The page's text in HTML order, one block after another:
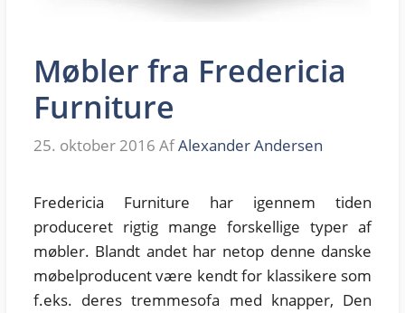
Møbler fra Fredericia
Furniture
25. oktober 2016 AfAlexander Andersen
Fredericia Furniture har igennem tiden
produceret rigtig mange forskellige typer af
møbler. Blandt andet har netop denne danske
møbelproducent være kendt for klassikere som
f.eks. deres tremmesofa med knapper, Den